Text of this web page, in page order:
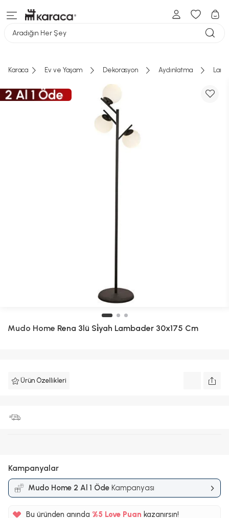
Aradığın Her Şey
Karaca Ev ve Yaşam Dekorasyon Aydınlatma
Mudo Home Rena 3lü Si̇yah Lambader 30x175 Cm
Ürün Özellikleri
Kampanyalar
Mudo Home 2 Al 1 Öde Kampanyası
Bu üründen anında %5 Love Puan kazanırsın!